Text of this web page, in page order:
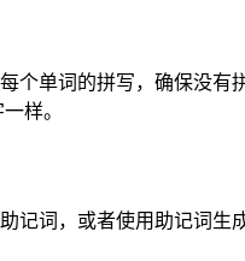
个单词的拼写，确保没有
样。
记词，或者使用助记词生